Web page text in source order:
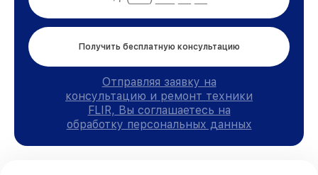
Получить бесплатную консультацию
Отправляя заявку на
консультацию и ремонт техники
FLIR, Вы соглашаетесь на
обработку персональных данных